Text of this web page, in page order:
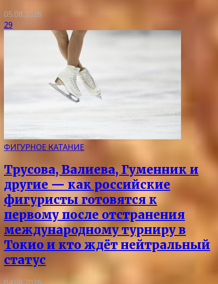
05.08.2026
29
ФИГУРНОЕ КАТАНИЕ
Трусова, Валиева, Гуменник и
другие — как российские
фигуристы готовятся к
первому после отстранения
международному турниру в
Токио и кто ждёт нейтральный
статус